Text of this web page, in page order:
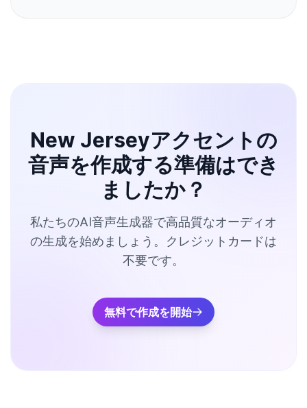
New Jerseyアクセントの
音声を作成する準備はでき
ましたか？
私たちのAI音声生成器で高品質なオーディオ
の生成を始めましょう。クレジットカードは
不要です。
無料で作成を開始